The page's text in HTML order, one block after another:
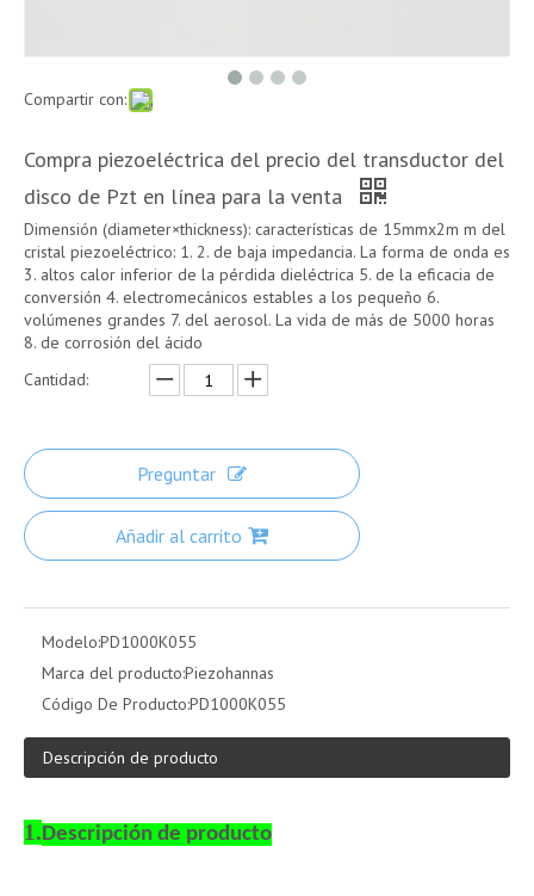
Compartir con:
Compra piezoeléctrica del precio del transductor del
disco de Pzt en línea para la venta
Dimensión (diameter×thickness): características de 15mmx2m m del
cristal piezoeléctrico: 1. 2. de baja impedancia. La forma de onda es
3. altos calor inferior de la pérdida dieléctrica 5. de la eficacia de
conversión 4. electromecánicos estables a los pequeño 6.
volúmenes grandes 7. del aerosol. La vida de más de 5000 horas
8. de corrosión del ácido
Cantidad:
Preguntar
Añadir al carrito
Modelo:PD1000K055
Marca del producto:Piezohannas
Código De Producto:PD1000K055
Descripción de producto
1.Descripción de producto